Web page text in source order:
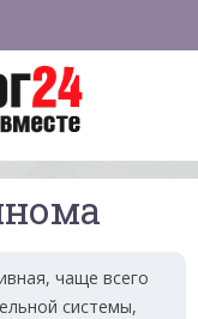
чаще всего
системы,